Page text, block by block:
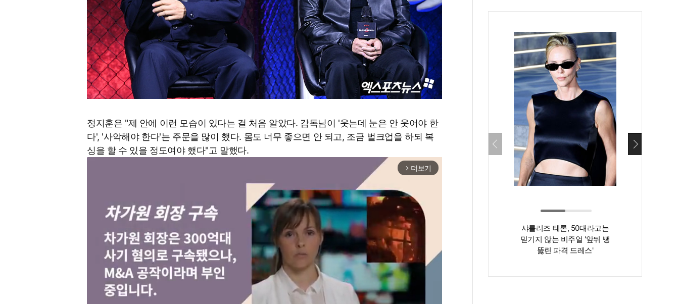
정지훈은 "제 안에 이런 모습이 있다는 걸 처음 알았다. 감독님이 '웃는데 눈은 안 웃어야 한
다', '사악해야 한다'는 주문을 많이 했다. 몸도 너무 좋으면 안 되고, 조금 벌크업을 하되 복
싱을 할 수 있을 정도여야 했다"고 말했다.
arrow_forward_ios 더보기
샤를리즈 테론, 50대라고는
믿기지 않는 비주얼 '앞뒤 뻥
뚫린 파격 드레스'